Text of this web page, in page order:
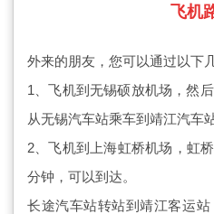
飞机
外来的朋友，您可以通过以下
1、飞机到无锡硕放机场，然
从无锡汽车站乘车到靖江汽车
2、飞机到上海虹桥机场，虹
分钟，可以到达。
长途汽车站转站到靖江客运